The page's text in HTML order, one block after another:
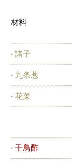
材料
諸子
九条葱
花菜
千鳥酢